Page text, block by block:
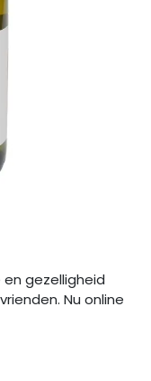
gezelligheid
Nu online